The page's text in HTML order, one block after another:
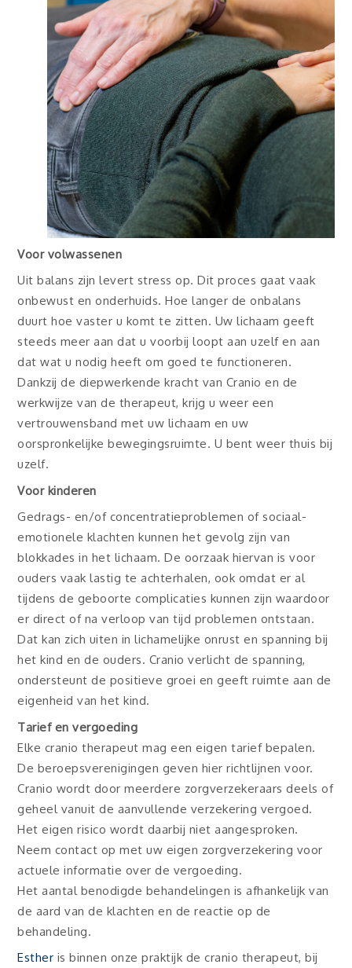
Voor volwassenen
Uit balans zijn levert stress op. Dit proces gaat vaak
onbewust en onderhuids. Hoe langer de onbalans
duurt hoe vaster u komt te zitten. Uw lichaam geeft
steeds meer aan dat u voorbij loopt aan uzelf en aan
dat wat u nodig heeft om goed te functioneren.
Dankzij de diepwerkende kracht van Cranio en de
werkwijze van de therapeut, krijg u weer een
vertrouwensband met uw lichaam en uw
oorspronkelijke bewegingsruimte. U bent weer thuis bij
uzelf.
Voor kinderen
Gedrags­- en/of concentratieproblemen of sociaal­
emotionele klachten kunnen het gevolg zijn van
blokkades in het lichaam. De oorzaak hiervan is voor
ouders vaak lastig te achterhalen, ook omdat er al
tijdens de geboorte complicaties kunnen zijn waardoor
er direct of na verloop van tijd problemen ontstaan.
Dat kan zich uiten in lichamelijke onrust en spanning bij
het kind en de ouders. Cranio verlicht de spanning,
ondersteunt de positieve groei en geeft ruimte aan de
eigenheid van het kind.
Tarief en vergoeding
Elke cranio therapeut mag een eigen tarief bepalen.
De beroepsverenigingen geven hier richtlijnen voor.
Cranio wordt door meerdere zorgverzekeraars deels of
geheel vanuit de aanvullende verzekering vergoed.
Het eigen risico wordt daarbij niet aangesproken.
Neem contact op met uw eigen zorgverzekering voor
actuele informatie over de vergoeding.
Het aantal benodigde behandelingen is afhankelijk van
de aard van de klachten en de reactie op de
behandeling.
Esther is binnen onze praktijk de cranio therapeut, bij